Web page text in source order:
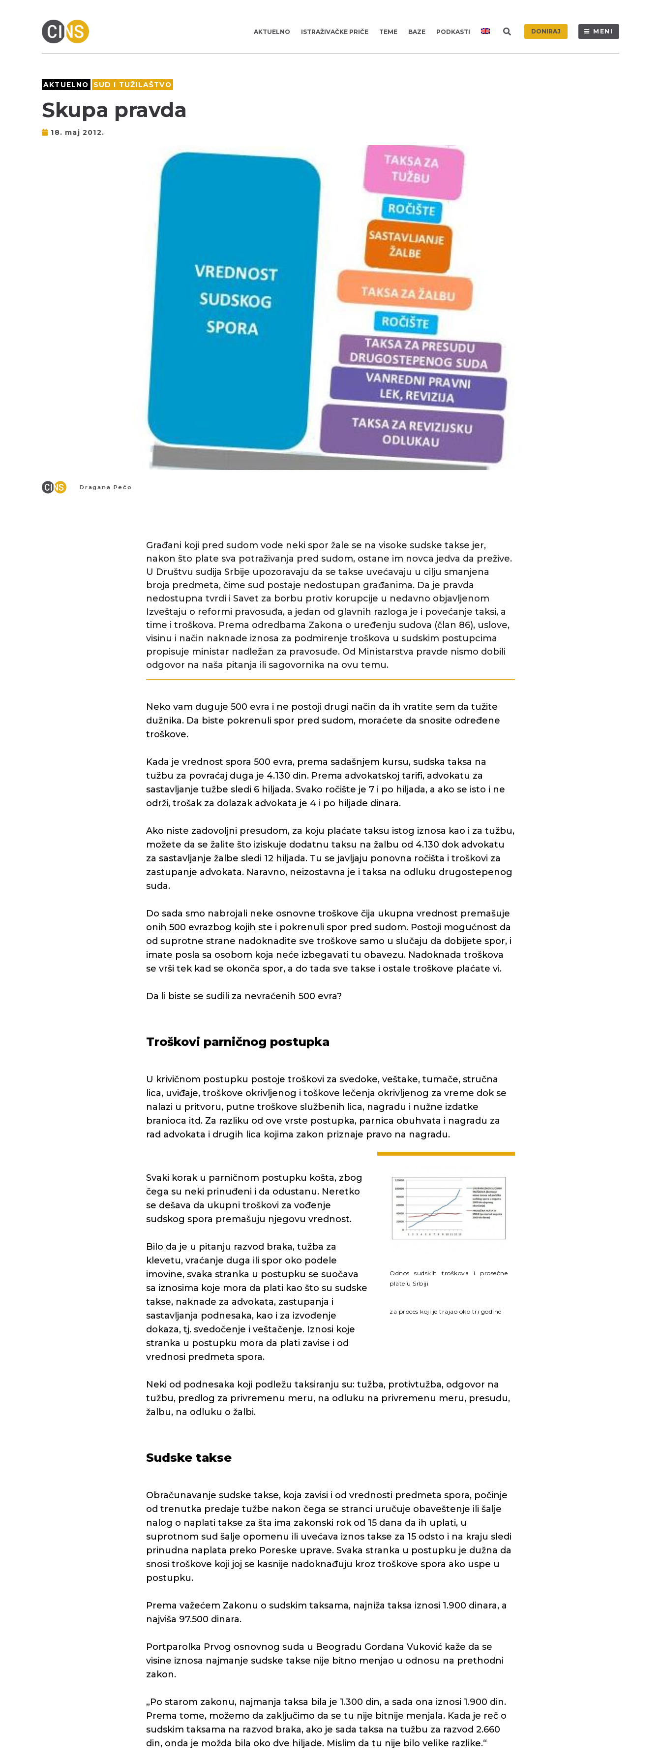
AKTUELNO ISTRAŽIVAČKE PRIČE TEME BAZE PODKASTI DONIRAJ MENI
AKTUELNO SUD I TUŽILAŠTVO
Skupa pravda
18. maj 2012.
Dragana Pećo
Građani koji pred sudom vode neki spor žale se na visoke sudske takse jer,
nakon što plate sva potraživanja pred sudom, ostane im novca jedva da prežive.
U Društvu sudija Srbije upozoravaju da se takse uvećavaju u cilju smanjena
broja predmeta, čime sud postaje nedostupan građanima. Da je pravda
nedostupna tvrdi i Savet za borbu protiv korupcije u nedavno objavljenom
Izveštaju o reformi pravosuđa, a jedan od glavnih razloga je i povećanje taksi, a
time i troškova. Prema odredbama Zakona o uređenju sudova (član 86), uslove,
visinu i način naknade iznosa za podmirenje troškova u sudskim postupcima
propisuje ministar nadležan za pravosuđe. Od Ministarstva pravde nismo dobili
odgovor na naša pitanja ili sagovornika na ovu temu.
Neko vam duguje 500 evra i ne postoji drugi način da ih vratite sem da tužite
dužnika. Da biste pokrenuli spor pred sudom, moraćete da snosite određene
troškove.
Kada je vrednost spora 500 evra, prema sadašnjem kursu, sudska taksa na
tužbu za povraćaj duga je 4.130 din. Prema advokatskoj tarifi, advokatu za
sastavljanje tužbe sledi 6 hiljada. Svako ročište je 7 i po hiljada, a ako se isto i ne
održi, trošak za dolazak advokata je 4 i po hiljade dinara.
Ako niste zadovoljni presudom, za koju plaćate taksu istog iznosa kao i za tužbu,
možete da se žalite što iziskuje dodatnu taksu na žalbu od 4.130 dok advokatu
za sastavljanje žalbe sledi 12 hiljada. Tu se javljaju ponovna ročišta i troškovi za
zastupanje advokata. Naravno, neizostavna je i taksa na odluku drugostepenog
suda.
Do sada smo nabrojali neke osnovne troškove čija ukupna vrednost premašuje
onih 500 evrazbog kojih ste i pokrenuli spor pred sudom. Postoji mogućnost da
od suprotne strane nadoknadite sve troškove samo u slučaju da dobijete spor, i
imate posla sa osobom koja neće izbegavati tu obavezu. Nadoknada troškova
se vrši tek kad se okonča spor, a do tada sve takse i ostale troškove plaćate vi.
Da li biste se sudili za nevraćenih 500 evra?
Troškovi parničnog postupka
U krivičnom postupku postoje troškovi za svedoke, veštake, tumače, stručna
lica, uviđaje, troškove okrivljenog i toškove lečenja okrivljenog za vreme dok se
nalazi u pritvoru, putne troškove službenih lica, nagradu i nužne izdatke
branioca itd. Za razliku od ove vrste postupka, parnica obuhvata i nagradu za
rad advokata i drugih lica kojima zakon priznaje pravo na nagradu.
Odnos sudskih troškova i prosečne
plate u Srbiji
za proces koji je trajao oko tri godine
Svaki korak u parničnom postupku košta, zbog
čega su neki prinuđeni i da odustanu. Neretko
se dešava da ukupni troškovi za vođenje
sudskog spora premašuju njegovu vrednost.
Bilo da je u pitanju razvod braka, tužba za
klevetu, vraćanje duga ili spor oko podele
imovine, svaka stranka u postupku se suočava
sa iznosima koje mora da plati kao što su sudske
takse, naknade za advokata, zastupanja i
sastavljanja podnesaka, kao i za izvođenje
dokaza, tj. svedočenje i veštačenje. Iznosi koje
stranka u postupku mora da plati zavise i od
vrednosi predmeta spora.
Neki od podnesaka koji podležu taksiranju su: tužba, protivtužba, odgovor na
tužbu, predlog za privremenu meru, na odluku na privremenu meru, presudu,
žalbu, na odluku o žalbi.
Sudske takse
Obračunavanje sudske takse, koja zavisi i od vrednosti predmeta spora, počinje
od trenutka predaje tužbe nakon čega se stranci uručuje obaveštenje ili šalje
nalog o naplati takse za šta ima zakonski rok od 15 dana da ih uplati, u
suprotnom sud šalje opomenu ili uvećava iznos takse za 15 odsto i na kraju sledi
prinudna naplata preko Poreske uprave. Svaka stranka u postupku je dužna da
snosi troškove koji joj se kasnije nadoknađuju kroz troškove spora ako uspe u
postupku.
Prema važećem Zakonu o sudskim taksama, najniža taksa iznosi 1.900 dinara, a
najviša 97.500 dinara.
Portparolka Prvog osnovnog suda u Beogradu Gordana Vuković kaže da se
visine iznosa najmanje sudske takse nije bitno menjao u odnosu na prethodni
zakon.
„Po starom zakonu, najmanja taksa bila je 1.300 din, a sada ona iznosi 1.900 din.
Prema tome, možemo da zaključimo da se tu nije bitnije menjala. Kada je reč o
sudskim taksama na razvod braka, ako je sada taksa na tužbu za razvod 2.660
din, onda je možda bila oko dve hiljade. Mislim da tu nije bilo velike razlike.“